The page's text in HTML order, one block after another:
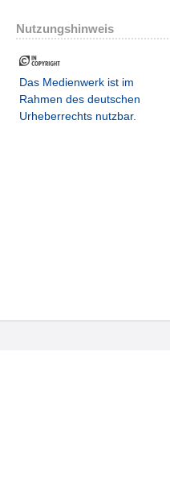
Nutzungshinweis
Das Medienwerk ist im
Rahmen des deutschen
Urheberrechts nutzbar.